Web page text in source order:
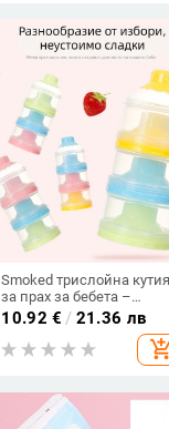
Smoked трислойна кутия
за прах за бебета –
преносима, безопасна и
термоустойчива (Баркод
6971109130162),
подходяща за
10.92 € / 21.36 лв